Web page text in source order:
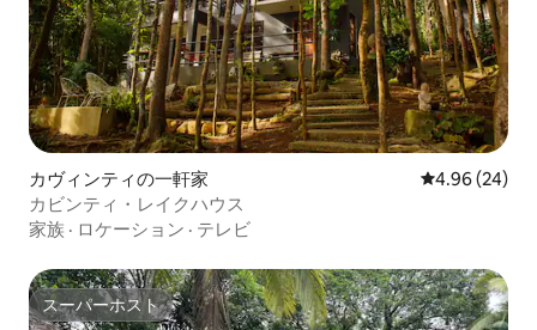
カヴィンティの一軒家 レビュー24
4.96 (24)
カビンティ・レイクハウス
家族 · ロケーション · テレビ
スーパーホスト
スーパーホスト